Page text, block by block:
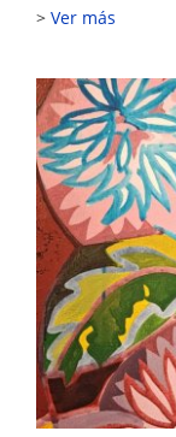
Ver más